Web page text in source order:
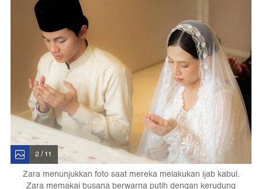
2 / 11
Zara menunjukkan foto saat mereka melakukan ijab kabul.
Zara memakai busana berwarna putih dengan kerudung